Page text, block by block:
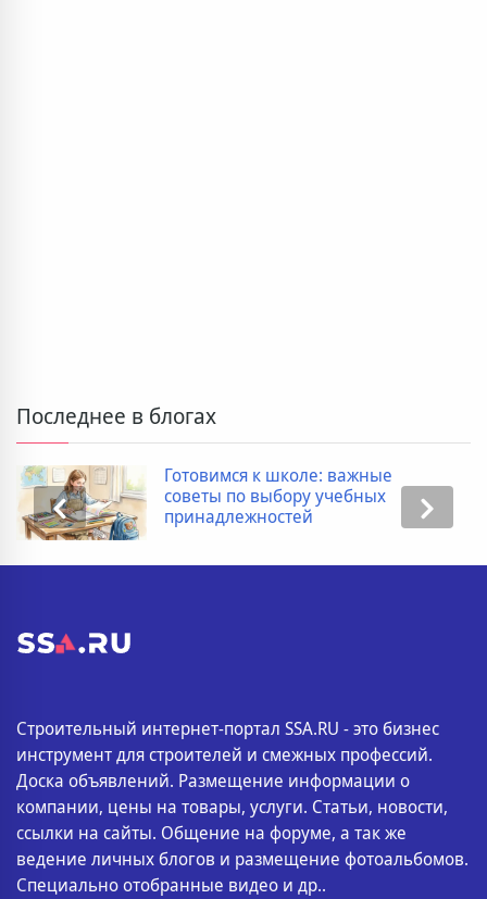
Последнее в блогах
Дополнительные расходы при
покупке новостройки: полный
список
Строительный интернет-портал SSA.RU - это бизнес
инструмент для строителей и смежных профессий.
Доска объявлений. Размещение информации о
компании, цены на товары, услуги. Статьи, новости,
ссылки на сайты. Общение на форуме, а так же
ведение личных блогов и размещение фотоальбомов.
Специально отобранные видео и др..